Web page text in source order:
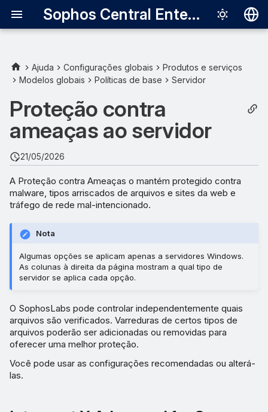
Sophos Central Enterprise
English
Italiano
Português
Intercept X Advanced for
Configurações padrão do
Server Protection
Live Protection
Deep Learning
Varredura em tempo real -
arquivos locais e
compartilhamentos de rede
Varredura em tempo real -
Varredura de downloads
em andamento
Bloquear acesso a sites da
Ajuda Configurações globais
Produtos e serviços
Modelos globais
Políticas de base Servidor
Proteção contra
ameaças ao servidor
21/05/2026
A Proteção contra Ameaças o mantém protegido contra
malware, tipos arriscados de arquivos e sites da web e
tráfego de rede mal-intencionado.
Nota
Algumas opções se aplicam apenas a servidores Windows.
As colunas à direita da página mostram a qual tipo de
servidor se aplica cada opção.
O SophosLabs pode controlar independentemente quais
arquivos são verificados. Varreduras de certos tipos de
arquivos poderão ser adicionadas ou removidas para
oferecer uma melhor proteção.
Você pode usar as configurações recomendadas ou alterá-
las.